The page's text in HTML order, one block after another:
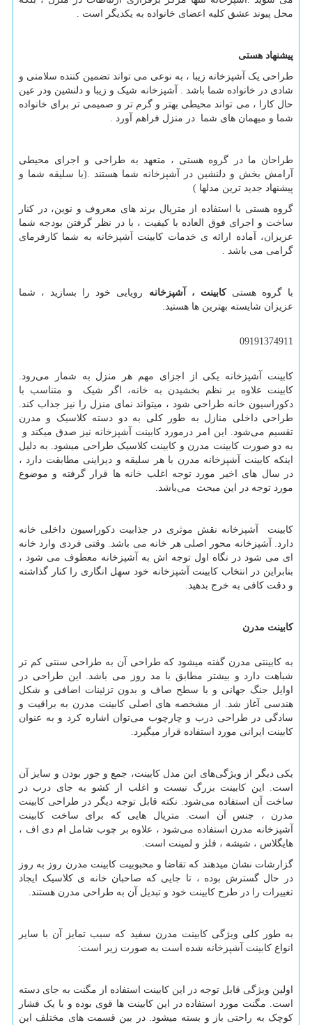
محل پیوند عشق کلیه اعضای خانواده به یکدیگر است .
پیشنهاد هستی
طراحی یک آشپزخانه زیبا ، به نوعی می تواند تضمین کننده سلامتی و
شادی در خانواده شما باشد . آشپزخانه شیک و زیبا و دلنشین ودر عین
حال کارا ، می تواند محیطی بهتر و گرم تر و صمیمی تر برای خانواده
شما و میهمان های شما در منزل فراهم آورد .
طراحان ما در گروه هستی ، متعهد به طراحی و اجرای محیطی
آرامش بخش و دلنشین در آشپزخانه شما هستند .(با سلیقه شما و
پیشنهاد جدید ترین مدلها )
گروه هستی با استفاده از متریال برند های معروف و نوین، در کنار
ساخت و اجرای فوق العاده با کیفیت ، با در نظر گرفتن بودجه شما
عزیزان، آماده ارائه ی خدمات کابینت آشپزخانه به شما کارفرمای
گرامی می باشد .
با گروه هستیکابینت ، آشپزخانه رویایی خود را بسازید ، شما
عزیزان شایسته بهترین ها هستید.
09191374911
کابینت آشپزخانه یکی از اجزای مهم هر منزل به شمار می‌رود.
کابینت علاوه بر نظم بخشیدن به خانه، اگر شیک و متناسب با
دکوراسیون خانه طراحی شود ، میتواند نمای منزل را نیز جذاب‌ کند.
طراحی داخلی منازل به طور کلی به دو دسته کلاسیک و مدرن
تقسیم می‌شود. این امر درمورد کابینت آشپزخانه نیز صدق میکند و
به دو صورت کابینت مدرن و کابینت کلاسیک طراحی میشود. به دلیل
اینکه کابینت آشپزخانه مدرن با هر سلیقه و دیزاینی مطابقت دارد ،
در سال های اخیر مورد توجه اغلب خانه ها قرار گرفته و موضوع
مورد توجه در این مبحث می‌باشد.
کابینت آشپزخانه نقش موثری در جذابیت دکوراسیون داخلی خانه
دارد. آشپزخانه محور اصلی هر خانه می باشد. وقتی فردی وارد خانه
ای می شود در نگاه اول توجه اش به آشپزخانه معطوف می شود ،
بنابراین در انتخاب کابینت آشپزخانه خود سهل ‌انگاری را کنار گذاشته
و دقت کافی به خرج بدهید.
کابینت مدرن
به کابینتی مدرن گفته میشود که طراحی آن به طراحی سنتی کم تر
شباهت دارد و بیشتر مطابق با مد روز می باشد. این طراحی در
اوایل جنگ جهانی و با سطح صاف و بدون تزئینات اضافی و شکل
هندسی آغاز شد. از مشخصه های اصلی کابینت مدرن به براقیت و
سادگی در طراحی درب و چارچوب میتوان اشاره کرد و به عنوان
کابینت ایرانی مورد استفاده قرار میگیرد.
یکی دیگر از ویژگی‌های این مدل کابینت، جمع و جور بودن و سایز آن
است. این کابینت بزرگ نیست و اغلب از کشو به جای درب در
ساخت آن استفاده می‌شود. نکته قابل توجه دیگر در طراحی کابینت
مدرن ، جنس آن است. متریال هایی که برای ساخت کابینت
آشپزخانه مدرن استفاده می‌شود ، علاوه بر چوب شامل ام دی اف ،
هایگلاس ، شیشه ، فلز و لمینت است.
گزارشات نشان میدهند که تقاضا و محبوبیت کابینت مدرن روز به روز
در حال گسترش بوده ، تا جایی که صاحبان خانه‌ ی کلاسیک ایجاد
تغییرات را در طرح کابینت خود و تبدیل آن به طراحی مدرن هستند.
به طور کلی ویژگی کابینت مدرن سفید که سبب تمایز آن با سایر
انواع کابینت آشپزخانه شده است به صورت زیر است:
اولین ویژگی قابل توجه در این کابینت استفاده از مگنت به جای دسته
است. مگنت مورد استفاده در این کابینت ها قوی بوده و با یک فشار
کوچک به راحتی باز و بسته میشود. در بین قسمت‌ های مختلف این